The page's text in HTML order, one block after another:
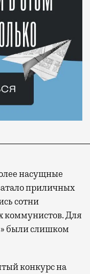
насущные
приличных
сотни
коммунистов. Для
были слишком
конкурс на